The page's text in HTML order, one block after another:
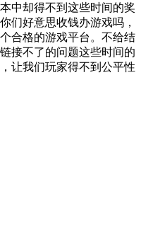
中却得不到这些时间的奖
们好意思收钱办游戏吗，
合格的游戏平台。不给结
接不了的问题这些时间的
让我们玩家得不到公平性